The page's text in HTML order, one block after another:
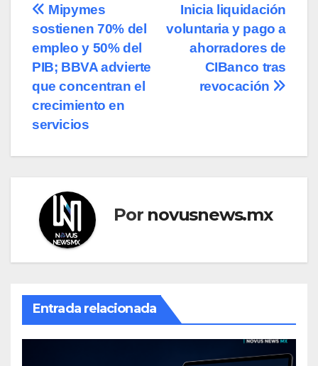
Navegación
de
entradas
Inicia liquidación
voluntaria y pago a
ahorradores de
CIBanco tras
revocación
Mipymes
sostienen 70% del
empleo y 50% del
PIB; BBVA advierte
que concentran el
crecimiento en
servicios
Por novusnews.mx
Entrada relacionada